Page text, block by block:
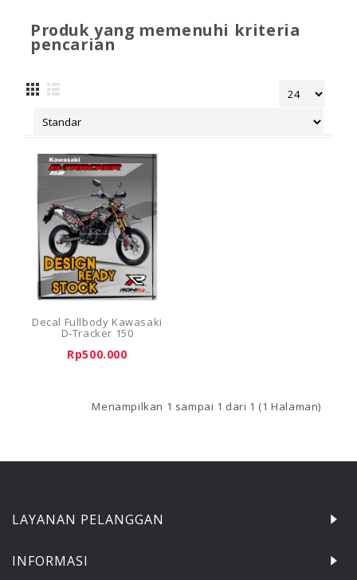
Produk yang memenuhi kriteria
pencarian
Decal Fullbody Kawasaki
D-Tracker 150
Rp500.000
Menampilkan 1 sampai 1 dari 1 (1 Halaman)
LAYANAN PELANGGAN
INFORMASI